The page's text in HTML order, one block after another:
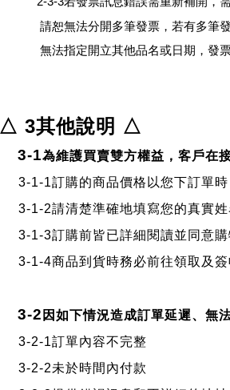
請恕無法分開多筆發票，若有多筆
無法指定開立其他品名或日期，發
△ 3其他說明 △
3-1為維護買賣雙方權益，客戶在
3-1-1訂購的商品價格以您下訂單時
3-1-2請清楚準確地填寫您的真實
3-1-3訂購前皆已詳細閱讀並同意
3-1-4商品到貨時務必前往領取及簽
3-2 因如下情況造成訂單延遲、無
3-2-1訂單內容不完整
3-2-2未於時間內付款